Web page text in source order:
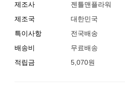
제조사
젠틀맨플라워
제조국
대한민국
특이사항
전국배송
배송비
무료배송
적립금
5,070원